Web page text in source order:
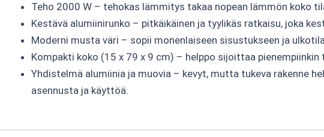
Teho 2000 W – tehokas lämmitys takaa nopean lämmön koko
Kestävä alumiinirunko – pitkäikäinen ja tyylikäs ratkaisu, joka
Moderni musta väri – sopii monenlaiseen sisustukseen ja
Kompakti koko (15 x 79 x 9 cm) – helppo sijoittaa pienempiinkin
Yhdistelmä alumiinia ja muovia – kevyt, mutta tukeva rakenne
asennusta ja käyttöä.